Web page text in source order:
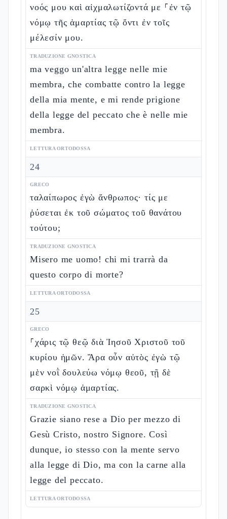
νοός μου καὶ αἰχμαλωτίζοντά με ⸀ἐν τῷ
νόμῳ τῆς ἁμαρτίας τῷ ὄντι ἐν τοῖς
μέλεσίν μου.
TRADUZIONE GNOSTICA
ma veggo un'altra legge nelle mie
membra, che combatte contro la legge
della mia mente, e mi rende prigione
della legge del peccato che è nelle mie
membra.
LETTURA ORTODOSSA
24
GRECO
ταλαίπωρος ἐγὼ ἄνθρωπος· τίς με
ῥύσεται ἐκ τοῦ σώματος τοῦ θανάτου
τούτου;
TRADUZIONE GNOSTICA
Misero me uomo! chi mi trarrà da
questo corpo di morte?
LETTURA ORTODOSSA
25
GRECO
⸀χάρις τῷ θεῷ διὰ Ἰησοῦ Χριστοῦ τοῦ
κυρίου ἡμῶν. Ἄρα οὖν αὐτὸς ἐγὼ τῷ
μὲν νοῒ δουλεύω νόμῳ θεοῦ, τῇ δὲ
σαρκὶ νόμῳ ἁμαρτίας.
TRADUZIONE GNOSTICA
Grazie siano rese a Dio per mezzo di
Gesù Cristo, nostro Signore. Così
dunque, io stesso con la mente servo
alla legge di Dio, ma con la carne alla
legge del peccato.
LETTURA ORTODOSSA